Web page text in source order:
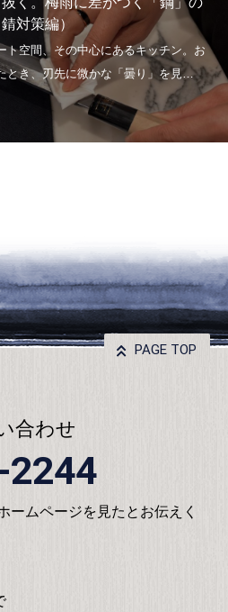
対策編）
PAGE TOP
合わせ
2244
ームページを見たとお伝えく